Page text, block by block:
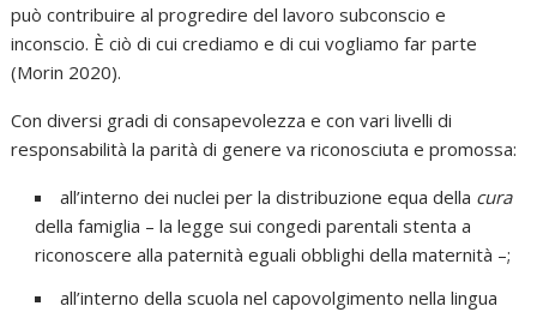
può contribuire al progredire del lavoro subconscio e
inconscio. È ciò di cui crediamo e di cui vogliamo far parte
(Morin 2020).
Con diversi gradi di consapevolezza e con vari livelli di
responsabilità la parità di genere va riconosciuta e promossa:
all’interno dei nuclei per la distribuzione equa della cura
della famiglia – la legge sui congedi parentali stenta a
riconoscere alla paternità eguali obblighi della maternità –;
all’interno della scuola nel capovolgimento nella lingua